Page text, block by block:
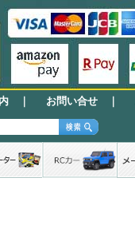
お問い合せ